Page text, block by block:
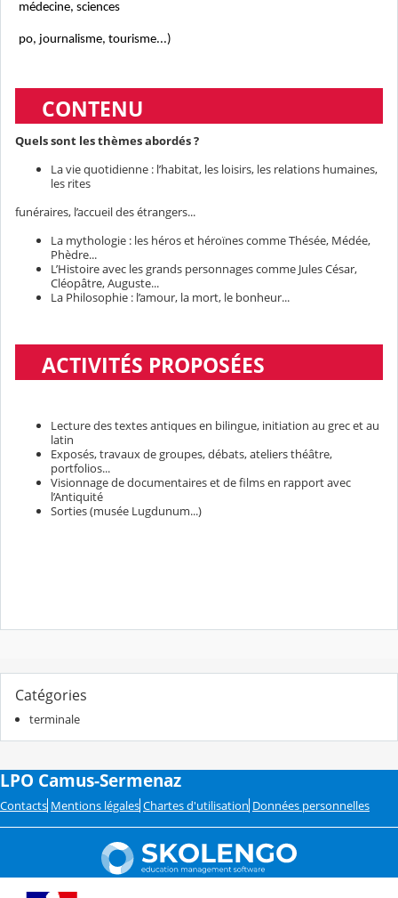
médecine, sciences
po, journalisme, tourisme...)
CONTENU
Quels sont les thèmes abordés ?
La vie quotidienne : l’habitat, les loisirs, les relations humaines,
les rites
funéraires, l’accueil des étrangers...
La mythologie : les héros et héroïnes comme Thésée, Médée,
Phèdre...
L’Histoire avec les grands personnages comme Jules César,
Cléopâtre, Auguste...
La Philosophie : l’amour, la mort, le bonheur...
ACTIVITÉS PROPOSÉES
Lecture des textes antiques en bilingue, initiation au grec et au
latin
Exposés, travaux de groupes, débats, ateliers théâtre,
portfolios...
Visionnage de documentaires et de films en rapport avec
l’Antiquité
Sorties (musée Lugdunum...)
Catégories
terminale
LPO Camus-Sermenaz
Contacts Mentions légales Chartes d'utilisation Données personnelles